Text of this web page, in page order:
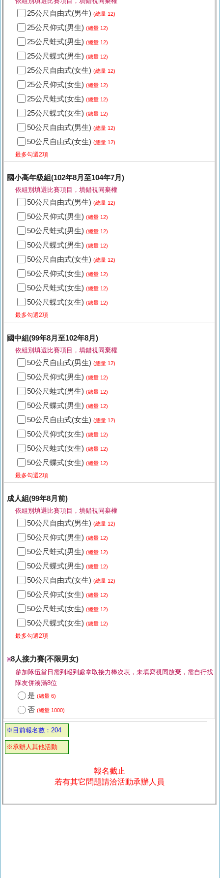
25公尺自由式(男生) (總量 12)
25公尺仰式(男生) (總量 12)
25公尺蛙式(男生) (總量 12)
25公尺蝶式(男生) (總量 12)
25公尺自由式(女生) (總量 12)
25公尺仰式(女生) (總量 12)
25公尺蛙式(女生) (總量 12)
25公尺蝶式(女生) (總量 12)
50公尺自由式(男生) (總量 12)
50公尺自由式(女生) (總量 12)
最多勾選2項
國小高年級組(102年8月至104年7月)
依組別填選比賽項目，填錯視同棄權
50公尺自由式(男生) (總量 12)
50公尺仰式(男生) (總量 12)
50公尺蛙式(男生) (總量 12)
50公尺蝶式(男生) (總量 12)
50公尺自由式(女生) (總量 12)
50公尺仰式(女生) (總量 12)
50公尺蛙式(女生) (總量 12)
50公尺蝶式(女生) (總量 12)
最多勾選2項
國中組(99年8月至102年8月)
依組別填選比賽項目，填錯視同棄權
50公尺自由式(男生) (總量 12)
50公尺仰式(男生) (總量 12)
50公尺蛙式(男生) (總量 12)
50公尺蝶式(男生) (總量 12)
50公尺自由式(女生) (總量 12)
50公尺仰式(女生) (總量 12)
50公尺蛙式(女生) (總量 12)
50公尺蝶式(女生) (總量 12)
最多勾選2項
成人組(99年8月前)
依組別填選比賽項目，填錯視同棄權
50公尺自由式(男生) (總量 12)
50公尺仰式(男生) (總量 12)
50公尺蛙式(男生) (總量 12)
50公尺蝶式(男生) (總量 12)
50公尺自由式(女生) (總量 12)
50公尺仰式(女生) (總量 12)
50公尺蛙式(女生) (總量 12)
50公尺蝶式(女生) (總量 12)
最多勾選2項
※8人接力賽(不限男女)
參加隊伍當日需到報到處拿取接力棒次表，未填寫視同放棄，需自行找
隊友併湊滿8位
是 (總量 6)
否 (總量 1000)
※目前報名數：204
※承辦人其他活動
報名截止
若有其它問題請洽活動承辦人員